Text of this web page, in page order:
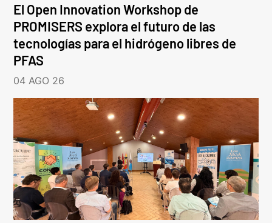
El Open Innovation Workshop de
PROMISERS explora el futuro de las
tecnologías para el hidrógeno libres de
PFAS
04 AGO 26